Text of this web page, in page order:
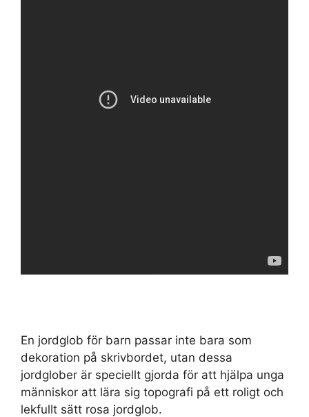
En jordglob för barn passar inte bara som
dekoration på skrivbordet, utan dessa
jordglober är speciellt gjorda för att hjälpa unga
människor att lära sig topografi på ett roligt och
lekfullt sätt rosa jordglob.